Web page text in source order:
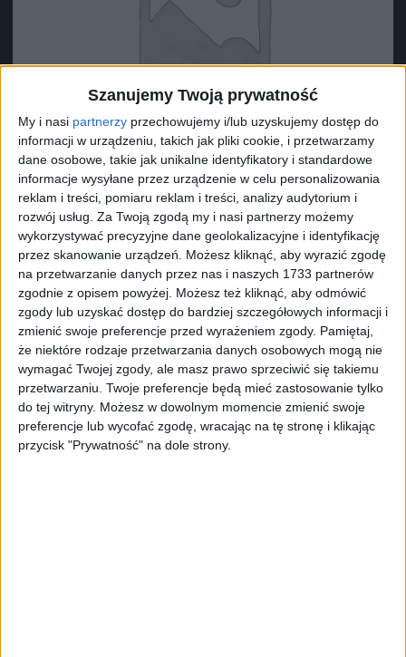
Szanujemy Twoją prywatność
My i nasi partnerzy przechowujemy i/lub uzyskujemy dostęp do
informacji w urządzeniu, takich jak pliki cookie, i przetwarzamy
dane osobowe, takie jak unikalne identyfikatory i standardowe
informacje wysyłane przez urządzenie w celu personalizowania
reklam i treści, pomiaru reklam i treści, analizy audytorium i
rozwój usług. Za Twoją zgodą my i nasi partnerzy możemy
wykorzystywać precyzyjne dane geolokalizacyjne i identyfikację
przez skanowanie urządzeń. Możesz kliknąć, aby wyrazić zgodę
na przetwarzanie danych przez nas i naszych 1733 partnerów
zgodnie z opisem powyżej. Możesz też kliknąć, aby odmówić
zgody lub uzyskać dostęp do bardziej szczegółowych informacji i
zmienić swoje preferencje przed wyrażeniem zgody. Pamiętaj,
że niektóre rodzaje przetwarzania danych osobowych mogą nie
wymagać Twojej zgody, ale masz prawo sprzeciwić się takiemu
przetwarzaniu. Twoje preferencje będą mieć zastosowanie tylko
do tej witryny. Możesz w dowolnym momencie zmienić swoje
preferencje lub wycofać zgodę, wracając na tę stronę i klikając
przycisk "Prywatność" na dole strony.
Surron Uszczelka wału środkowego
6,40zł
ZOBACZ WIĘCEJ